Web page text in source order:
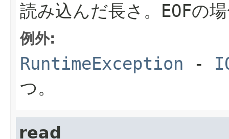
読み込んだ長さ。EOFの
例外:
RuntimeException -
つ。
read